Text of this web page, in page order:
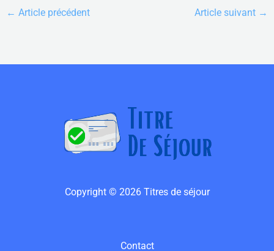
← Article précédent Article suivant →
Copyright © 2026 Titres de séjour
Contact